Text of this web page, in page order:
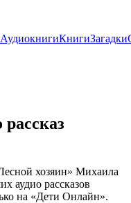
АудиокнигиКнигиЗагадки
хозяин» Михаила
аудио рассказов
на «Дети Онлайн».